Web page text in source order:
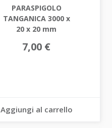
PARASPIGOLO
TANGANICA 3000 x
20 x 20 mm
7,00 €
Aggiungi al carrello